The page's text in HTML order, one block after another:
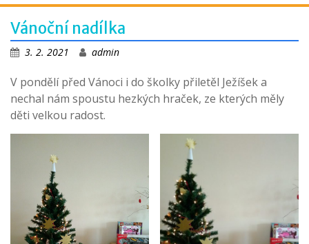
Vánoční nadílka
3. 2. 2021 admin
V pondělí před Vánoci i do školky přiletěl Ježíšek a
nechal nám spoustu hezkých hraček, ze kterých měly
děti velkou radost.